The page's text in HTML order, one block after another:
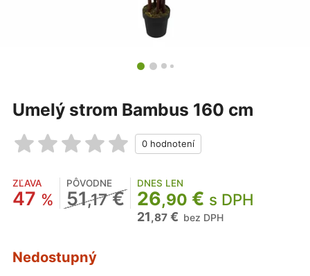
Umelý strom Bambus 160 cm
ZĽAVA
47 %
PÔVODNE
51,17€
DNES LEN
26,90 € s DPH
21,87€ bez DPH
Nedostupný